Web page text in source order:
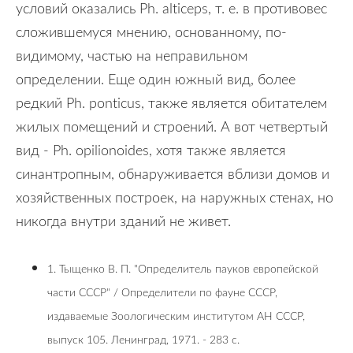
условий оказались Ph. alticeps, т. е. в противовес
сложившемуся мнению, основанному, по-
видимому, частью на неправильном
определении. Еще один южный вид, более
редкий Ph. ponticus, также является обитателем
жилых помещений и строений. А вот четвертый
вид - Ph. opilionoides, хотя также является
синантропным, обнаруживается вблизи домов и
хозяйственных построек, на наружных стенах, но
никогда внутри зданий не живет.
1. Тыщенко В. П. "Определитель пауков европейской
части СССР" / Определители по фауне СССР,
издаваемые Зоологическим институтом АН СССР,
выпуск 105. Ленинград, 1971. - 283 с.